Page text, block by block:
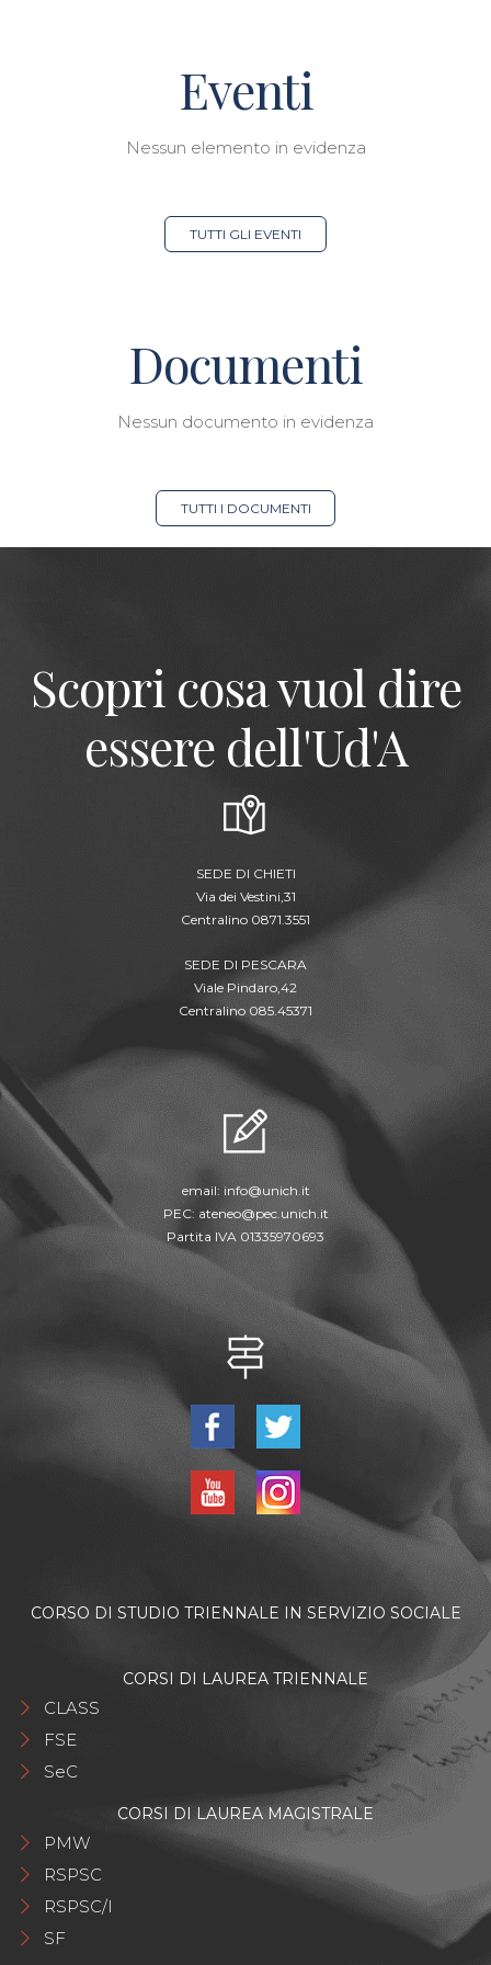
Eventi
Nessun elemento in evidenza
TUTTI GLI EVENTI
Documenti
Nessun documento in evidenza
TUTTI I DOCUMENTI
Scopri cosa vuol dire
essere dell'Ud'A
SEDE DI CHIETI
Via dei Vestini,31
Centralino 0871.3551
SEDE DI PESCARA
Viale Pindaro,42
Centralino 085.45371
email: info@unich.it
PEC: ateneo@pec.unich.it
Partita IVA 01335970693
CORSO DI STUDIO TRIENNALE IN SERVIZIO SOCIALE
CORSI DI LAUREA TRIENNALE
CLASS
FSE
SeC
CORSI DI LAUREA MAGISTRALE
PMW
RSPSC
RSPSC/I
SF